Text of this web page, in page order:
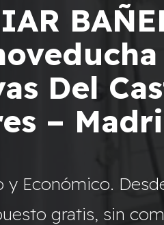
Del
–
y Económico.
gratis, sin